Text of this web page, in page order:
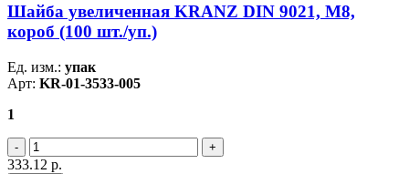
Шайба увеличенная KRANZ DIN 9021, M8,
короб (100 шт./уп.)
Ед. изм.: упак
Арт: KR-01-3533-005
1
333.12 р.